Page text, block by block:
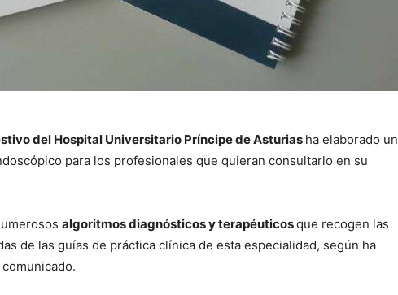
del Hospital Universitario Príncipe de Asturias ha elaborado un
para los profesionales que quieran consultarlo en su
algoritmos diagnósticos y terapéuticosque recogen las
de las guías de práctica clínica de esta especialidad, según ha